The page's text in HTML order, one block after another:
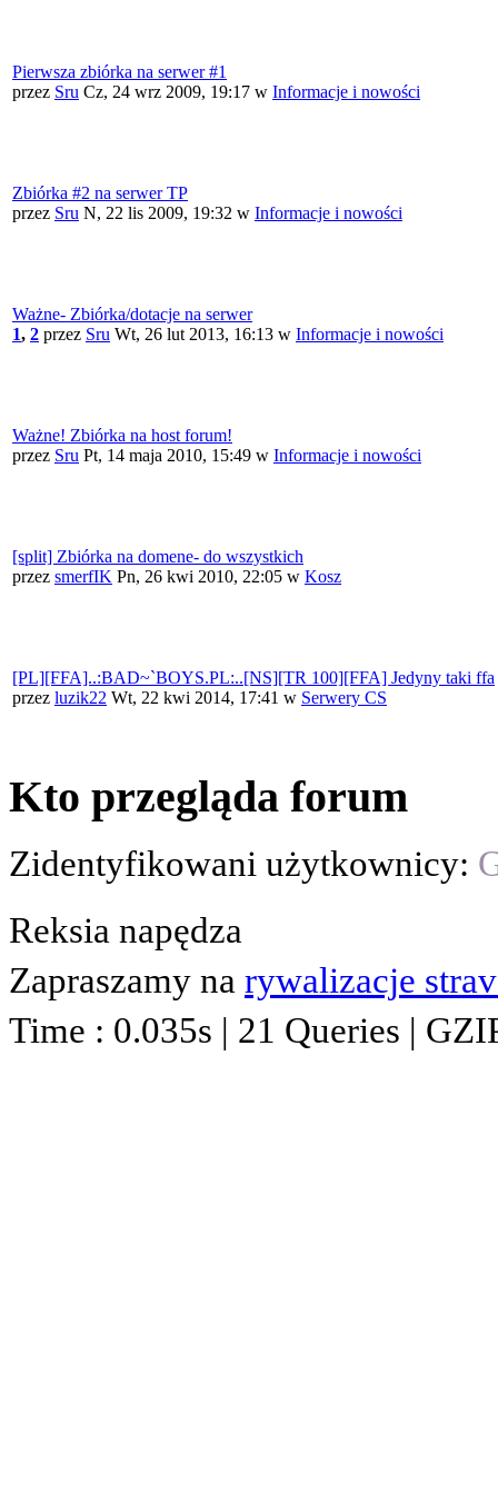
Pierwsza zbiórka na serwer #1
przez Sru Cz, 24 wrz 2009, 19:17 w Informacje i nowości
Zbiórka #2 na serwer TP
przez Sru N, 22 lis 2009, 19:32 w Informacje i nowości
Ważne- Zbiórka/dotacje na serwer
1, 2 przez Sru Wt, 26 lut 2013, 16:13 w Informacje i nowości
Ważne! Zbiórka na host forum!
przez Sru Pt, 14 maja 2010, 15:49 w Informacje i nowości
[split] Zbiórka na domene- do wszystkich
przez smerfIK Pn, 26 kwi 2010, 22:05 w Kosz
[PL][FFA]..:BAD~`BOYS.PL:..[NS][TR 100][FFA] Jedyny taki ffa
przez luzik22 Wt, 22 kwi 2014, 17:41 w Serwery CS
Kto przegląda forum
Zidentyfikowani użytkownicy:
Reksia napędza
Zapraszamy na rywalizacje
Time : 0.035s | 21 Queries |